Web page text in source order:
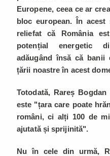
Europene, ceea ce ar
bloc european. În acest
reliefat că România
potențial energetic
adăugând însă că banii
țării noastre în acest
Totodată, Rareș
este "țara care poate
români, ci alți 100 de
ajutată și sprijinită".
Nu în cele din urmă,